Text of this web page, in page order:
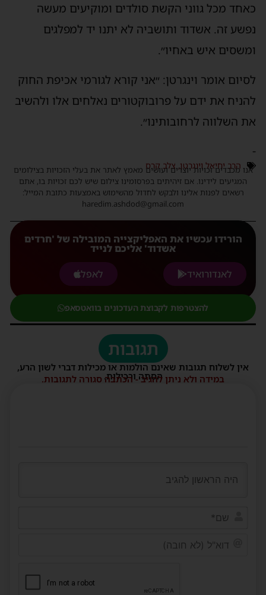
כאחד מכל גווני הקשת סולדים ומוקיעים מעשה
נפשע זה. אשדוד ותושביה לא יתנו יד למפלגים
ומשסים איש באחיו״.
לסיום אומר וינגרטן: ״אני קורא לגורמי אכיפת החוק
להניח את ידם על פרובוקטורים נאלחים אלו ולהשיב
את השלווה לרחובותינו״.
-
הרב יחיאל וינגרטן,צלב קרס
אנו מכבדים זכויות יוצרים ועושים מאמץ לאתר את בעלי הזכויות בצילומים
המגיעים לידינו. אם זיהיתים בפרסומינו צילום שיש לכם זכויות בו, אתם
רשאים לפנות אלינו ולבקש לחדול מהשימוש באמצעות כתובת המייל:
haredim.ashdod@gmail.com
הורידו עכשיו את האפליקצייה המובילה של 'חרדים
אשדוד' אליכם לנייד
לאנדורואיד
לאפל
להצטרפות לקבוצת העדכונים בוואטסאפ
תגובות
אין לשלוח תגובות שאינם הולמות או מכילות דברי לשון הרע,
הסתה ורכילות.
במידה ולא ניתן להגיב - הכתבה סגורה לתגובות.